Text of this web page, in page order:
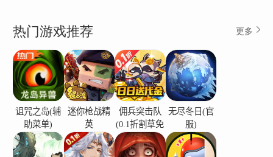
热门游戏推荐 更多
诅咒之岛(辅
助菜单)
迷你枪战精
英
佣兵突击队
(0.1折割草免
费版)
无尽冬日(官
服)